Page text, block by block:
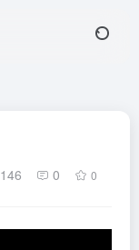
146 0 0